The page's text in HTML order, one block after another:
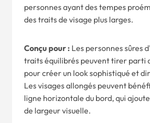
personnes ayant des tempes
des traits de visage plus larges.
Conçu pour : Les personnes sûres
traits équilibrés peuvent tirer parti
pour créer un look sophistiqué et
Les visages allongés peuvent
ligne horizontale du bord, qui
de largeur visuelle.